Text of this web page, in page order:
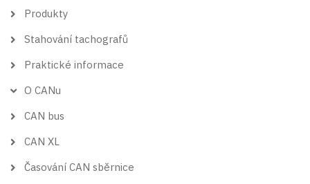
Hlavní
Produkty
Stahování tachografů
Praktické informace
O CANu
CAN bus
CAN XL
Časování CAN sběrnice